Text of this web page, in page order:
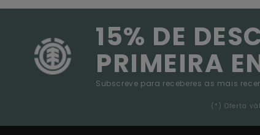
15% DE
PRIMEIRA
Subscreve para receberes as mais
(*) Oferta